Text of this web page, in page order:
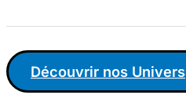
Découvrir nos Univers